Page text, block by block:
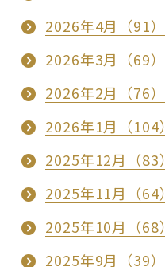
2026年4月（91）
2026年3月（69）
2026年2月（76）
2026年1月（104）
2025年12月（83）
2025年11月（64）
2025年10月（68）
2025年9月（39）